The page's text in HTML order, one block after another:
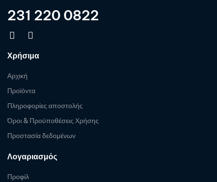
231 220 0822
Χρήσιμα
Αρχική
Προϊόντα
Πληροφορίες αποστολής
Όροι & Προϋποθέσεις Χρήσης
Προστασία δεδομένων
Λογαριασμός
Προφίλ